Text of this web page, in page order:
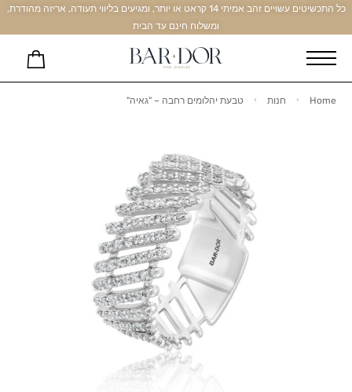
כל התכשיטים עשויים זהב אמיתי 14 קראט או יותר, ומגיעים בליווי תעודה, אריזה מהודרת,
ומשלוח חינם עד הבית
Home חנות טבעת יהלומים רחבה – "גאיה"